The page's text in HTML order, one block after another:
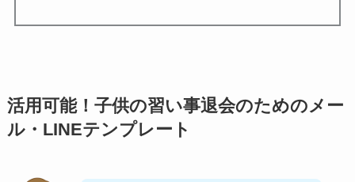
活用可能！子供の習い事退会のためのメー
ル・LINEテンプレート